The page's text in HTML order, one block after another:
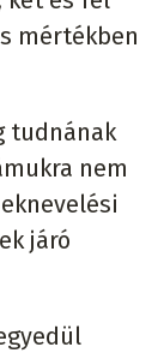
mértékben
tudnának
nem
járó